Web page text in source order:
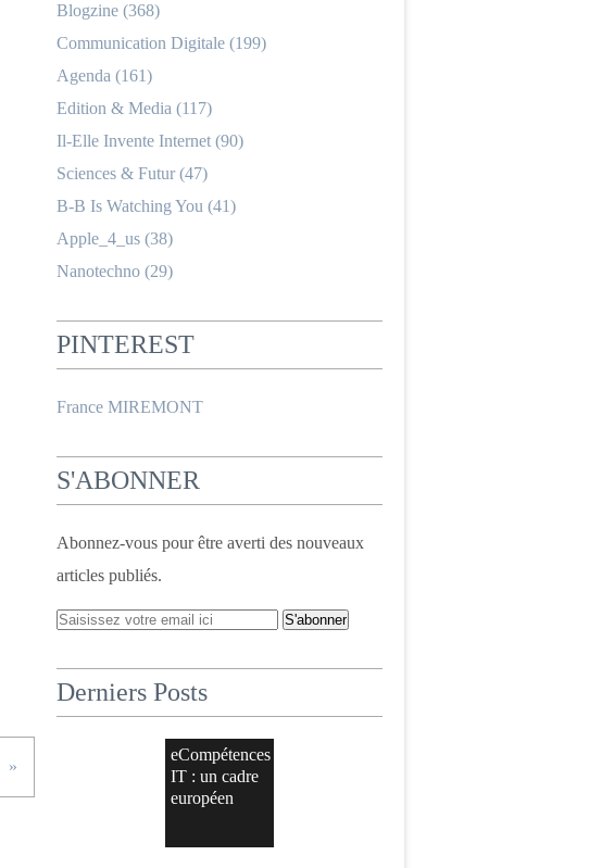
Blogzine (368)
Communication Digitale (199)
Agenda (161)
Edition & Media (117)
Il-Elle Invente Internet (90)
Sciences & Futur (47)
B-B Is Watching You (41)
Apple_4_us (38)
Nanotechno (29)
PINTEREST
France MIREMONT
S'ABONNER
Abonnez-vous pour être averti des nouveaux
articles publiés.
Derniers Posts
eCompétences
IT : un cadre
européen